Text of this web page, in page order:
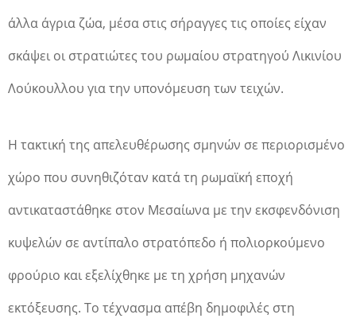
άλλα άγρια ζώα, μέσα στις σήραγγες τις οποίες είχαν
σκάψει οι στρατιώτες του ρωμαίου στρατηγού Λικινίου
Λούκουλλου για την υπονόμευση των τειχών.
Η τακτική της απελευθέρωσης σμηνών σε περιορισμένο
χώρο που συνηθιζόταν κατά τη ρωμαϊκή εποχή
αντικαταστάθηκε στον Μεσαίωνα με την εκσφενδόνιση
κυψελών σε αντίπαλο στρατόπεδο ή πολιορκούμενο
φρούριο και εξελίχθηκε με τη χρήση μηχανών
εκτόξευσης. Το τέχνασμα απέβη δημοφιλές στη